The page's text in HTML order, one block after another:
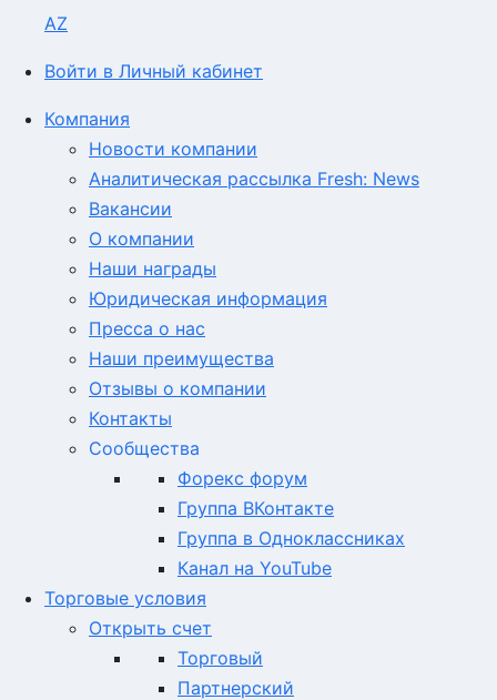
AZ
Войти в Личный кабинет
Компания
Новости компании
Аналитическая рассылка Fresh: News
Вакансии
О компании
Наши награды
Юридическая информация
Пресса о нас
Наши преимущества
Отзывы о компании
Контакты
Сообщества
Форекс форум
Группа ВКонтакте
Группа в Одноклассниках
Канал на YouTube
Торговые условия
Открыть счет
Торговый
Партнерский